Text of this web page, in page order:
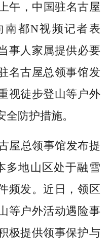
午，中国驻名古屋
南都N视频记者表
事人家属提供必要
名古屋总领事馆发
视徒步登山等户外
防护措施。
屋总领事馆发布提
多地山区处于融雪
频发。近日，领区
等户外活动遇险事
极提供领事保护与